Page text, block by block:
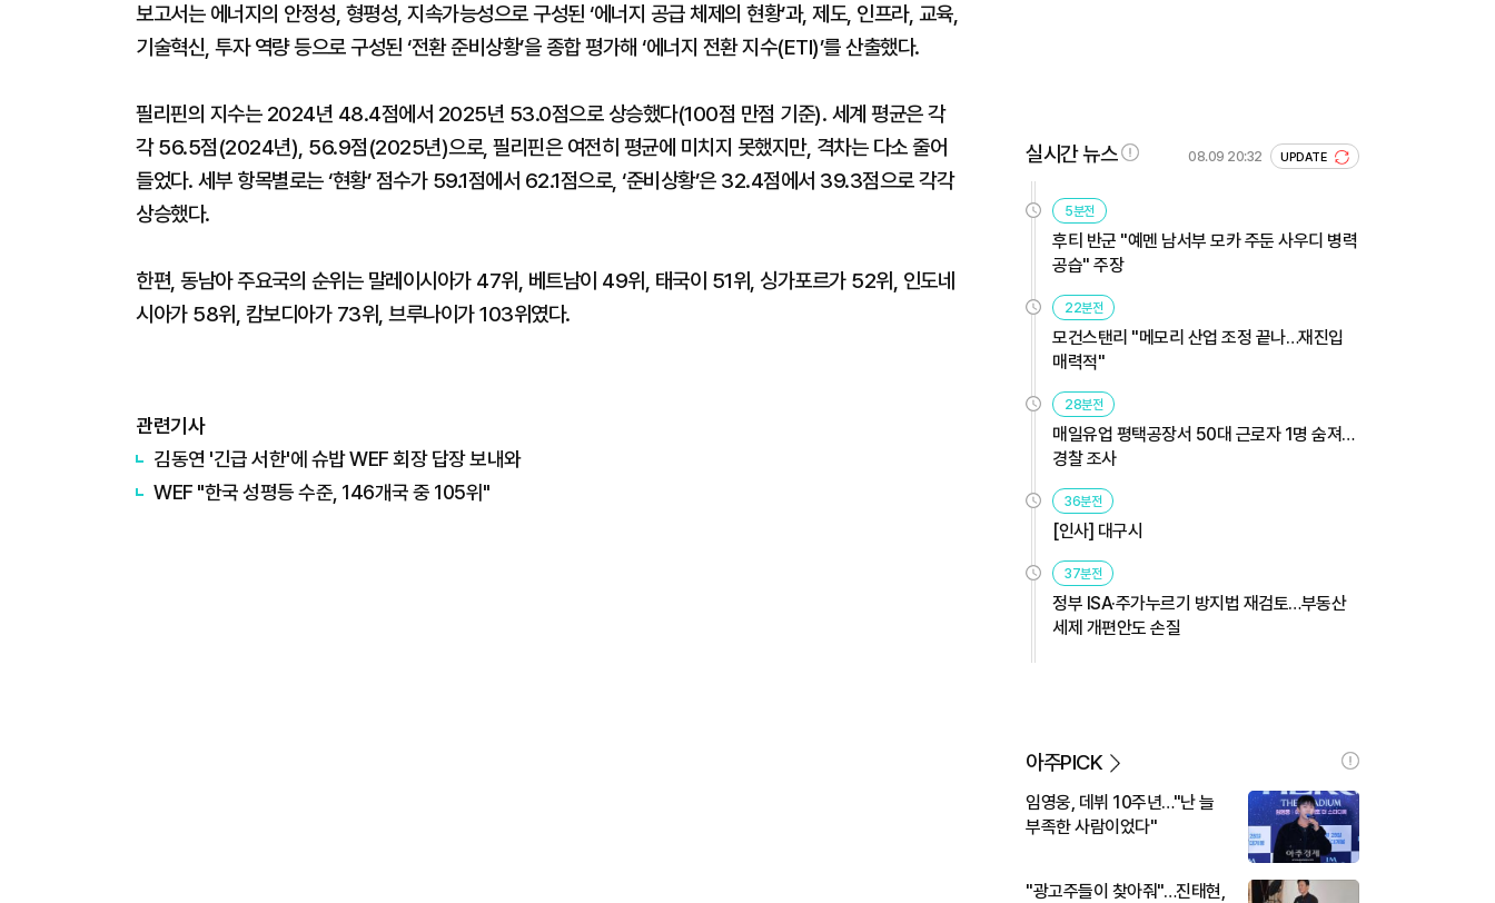
보고서는 에너지의 안정성, 형평성, 지속가능성으로 구성된 ‘에너지 공급 체제의 현황’과, 제도, 인프라, 교육,
기술혁신, 투자 역량 등으로 구성된 ‘전환 준비상황’을 종합 평가해 ‘에너지 전환 지수(ETI)’를 산출했다.
필리핀의 지수는 2024년 48.4점에서 2025년 53.0점으로 상승했다(100점 만점 기준). 세계 평균은 각
각 56.5점(2024년), 56.9점(2025년)으로, 필리핀은 여전히 평균에 미치지 못했지만, 격차는 다소 줄어
들었다. 세부 항목별로는 ‘현황’ 점수가 59.1점에서 62.1점으로, ‘준비상황’은 32.4점에서 39.3점으로 각각
상승했다.
한편, 동남아 주요국의 순위는 말레이시아가 47위, 베트남이 49위, 태국이 51위, 싱가포르가 52위, 인도네
시아가 58위, 캄보디아가 73위, 브루나이가 103위였다.
관련기사
김동연 '긴급 서한'에 슈밥 WEF 회장 답장 보내와
WEF "한국 성평등 수준, 146개국 중 105위"
실시간 뉴스 08.09 20:32 UPDATE
5분전
후티 반군 "예멘 남서부 모카 주둔 사우디 병력
공습" 주장
22분전
모건스탠리 "메모리 산업 조정 끝나…재진입
매력적"
28분전
매일유업 평택공장서 50대 근로자 1명 숨져…
경찰 조사
36분전
[인사] 대구시
37분전
정부 ISA·주가누르기 방지법 재검토…부동산
세제 개편안도 손질
아주PICK
임영웅, 데뷔 10주년…"난 늘
부족한 사람이었다"
"광고주들이 찾아줘"…진태현,